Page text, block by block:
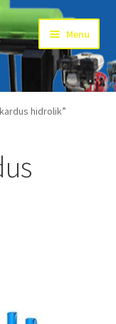
Menu
hidrolik”